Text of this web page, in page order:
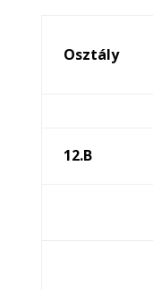
Osztály
12.B